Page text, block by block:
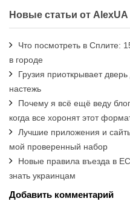
Новые статьи от AlexUA
Что посмотреть в Сплите:
в городе
Грузия приоткрывает
настежь
Почему я всё ещё веду
когда все хоронят этот
Лучшие приложения и
мой проверенный набор
Новые правила въезда в
знать украинцам
Добавить комментарий